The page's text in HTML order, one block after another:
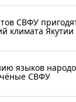
СВФУ
климата Якутии
языков
СВФУ